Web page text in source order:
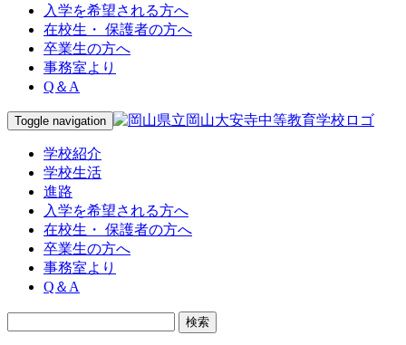
入学を希望される方へ
在校生・ 保護者の方へ
卒業生の方へ
事務室より
Q＆A
Toggle navigation
学校紹介
学校生活
進路
入学を希望される方へ
在校生・ 保護者の方へ
卒業生の方へ
事務室より
Q＆A